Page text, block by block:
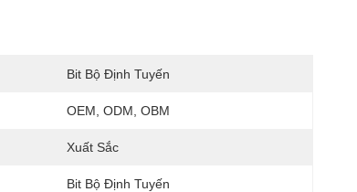
Bit Bộ Định Tuyến
OEM, ODM, OBM
Xuất Sắc
Bit Bộ Định Tuyến